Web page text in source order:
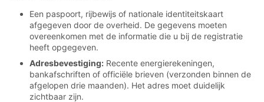
Een paspoort, rijbewijs of nationale identiteitskaart
afgegeven door de overheid. De gegevens moeten
overeenkomen met de informatie die u bij de registratie
heeft opgegeven.
Adresbevestiging: Recente energierekeningen,
bankafschriften of officiële brieven (verzonden binnen de
afgelopen drie maanden). Het adres moet duidelijk
zichtbaar zijn.